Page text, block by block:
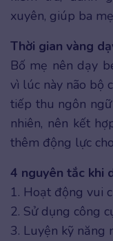
xuyên, giúp ba
Thời gian vàng
Bố mẹ nên dạy
vì lúc này não bộ
tiếp thu ngôn
nhiên, nên kết
thêm động lực
4 nguyên tắc khi
1. Hoạt động vui
2. Sử dụng công
3. Luyện kỹ năng